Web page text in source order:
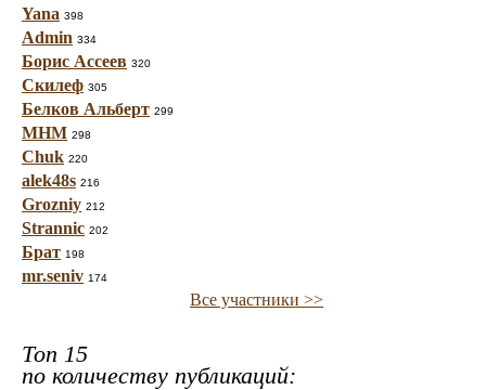
Yana 398
Admin 334
Борис Ассеев 320
Скилеф 305
Белков Альберт 299
МНМ 298
Chuk 220
alek48s 216
Grozniy 212
Strannic 202
Брат 198
mr.seniv 174
Все участники >>
Топ 15
по количеству публикаций: